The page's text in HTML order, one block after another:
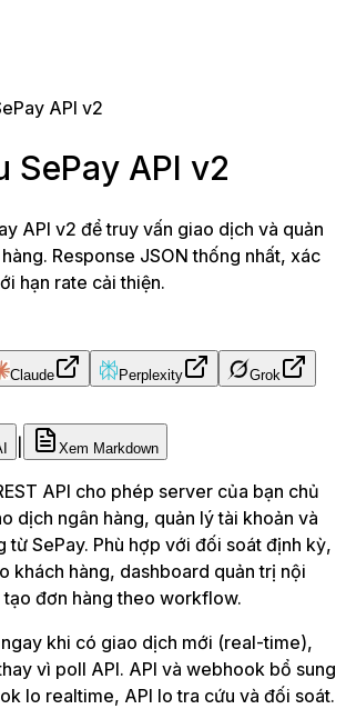
API v2
SePay API v2
API v2 để truy vấn giao dịch và quản
Response JSON thống nhất, xác
hạn rate cải thiện.
Claude Perplexity Grok
Xem Markdown
API cho phép server của bạn chủ
dịch ngân hàng, quản lý tài khoản và
từ SePay. Phù hợp với đối soát định kỳ,
khách hàng, dashboard quản trị nội
đơn hàng theo workflow.
khi có giao dịch mới (real-time),
vì poll API. API và webhook bổ sung
lo realtime, API lo tra cứu và đối soát.